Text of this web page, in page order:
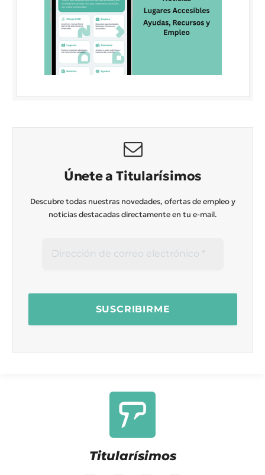
Únete a Titularísimos
Descubre todas nuestras novedades, ofertas de empleo y
noticias destacadas directamente en tu e-mail.
Titularísimos